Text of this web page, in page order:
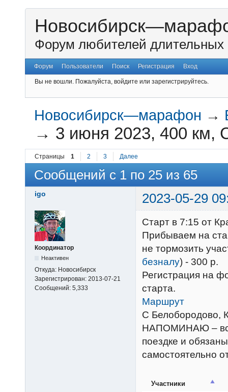
Форум любителей длительных
Форум Пользователи Поиск Регистрация Вход
Вы не вошли. Пожалуйста, войдите или зарегистрируйтесь.
Новосибирск—марафон →
→ 3 июня 2023, 400 км,
Страницы 1 2 3 Далее
Сообщений с 1 по 25 из 65
igo 2023-05-29
Координатор
Неактивен
Откуда: Новосибирск
Зарегистрирован: 2013-07-21
Сообщений: 5,333
Старт в 7:15 от
Прибываем на
не тормозить
безналу) - 300 р.
Регистрация на
старта.
Маршрут
С Белобородово,
НАПОМИНАЮ – все
поездке и
самостоятельно
Участники